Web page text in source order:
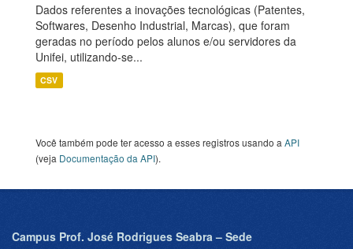
Dados referentes a inovações tecnológicas (Patentes,
Softwares, Desenho Industrial, Marcas), que foram
geradas no período pelos alunos e/ou servidores da
Unifei, utilizando-se...
CSV
Você também pode ter acesso a esses registros usando a API
(veja Documentação da API).
Campus Prof. José Rodrigues Seabra – Sede